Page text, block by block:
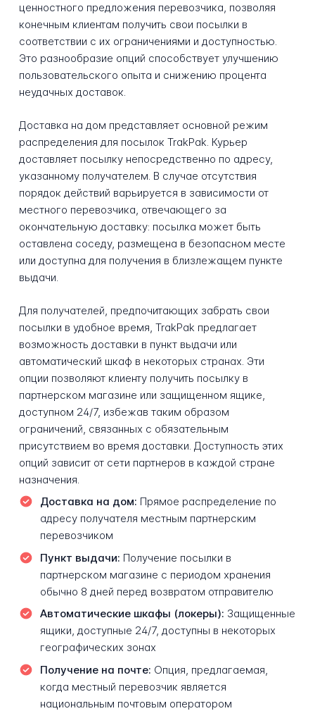
ценностного предложения перевозчика, позволяя
конечным клиентам получить свои посылки в
соответствии с их ограничениями и доступностью.
Это разнообразие опций способствует улучшению
пользовательского опыта и снижению процента
неудачных доставок.
Доставка на дом представляет основной режим
распределения для посылок TrakPak. Курьер
доставляет посылку непосредственно по адресу,
указанному получателем. В случае отсутствия
порядок действий варьируется в зависимости от
местного перевозчика, отвечающего за
окончательную доставку: посылка может быть
оставлена соседу, размещена в безопасном месте
или доступна для получения в близлежащем пункте
выдачи.
Для получателей, предпочитающих забрать свои
посылки в удобное время, TrakPak предлагает
возможность доставки в пункт выдачи или
автоматический шкаф в некоторых странах. Эти
опции позволяют клиенту получить посылку в
партнерском магазине или защищенном ящике,
доступном 24/7, избежав таким образом
ограничений, связанных с обязательным
присутствием во время доставки. Доступность этих
опций зависит от сети партнеров в каждой стране
назначения.
Доставка на дом: Прямое распределение по
адресу получателя местным партнерским
перевозчиком
Пункт выдачи: Получение посылки в
партнерском магазине с периодом хранения
обычно 8 дней перед возвратом отправителю
Автоматические шкафы (локеры): Защищенные
ящики, доступные 24/7, доступны в некоторых
географических зонах
Получение на почте: Опция, предлагаемая,
когда местный перевозчик является
национальным почтовым оператором